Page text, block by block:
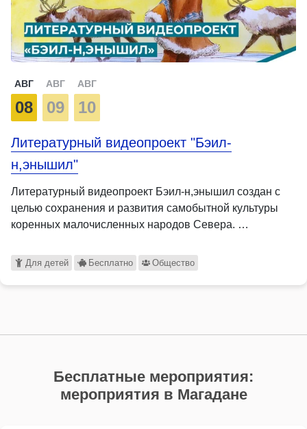
АВГ
08
АВГ
09
АВГ
10
Литературный видеопроект "Бэил-
н,энышил"
Литературный видеопроект Бэил-н,энышил создан с
целью сохранения и развития самобытной культуры
коренных малочисленных народов Севера. …
Для детей Бесплатно Общество
Бесплатные мероприятия:
мероприятия в Магадане